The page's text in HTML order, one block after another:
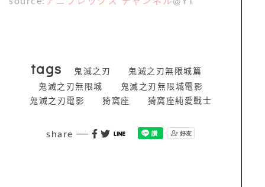
tags 鬼滅之刃
鬼滅之刃無限城篇
鬼滅之刃無限城
鬼滅之刃無限城電影
鬼滅之刃電影
猗窩座 猗窩座純愛戰士
share